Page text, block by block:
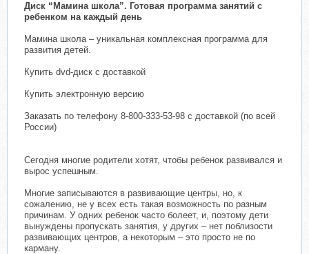
Диск “Мамина школа”. Готовая программа занятий с
ребенком на каждый день
Мамина школа – уникальная комплексная программа для
развития детей.
Купить dvd-диск с доставкой
Купить электронную версию
Заказать по телефону 8-800-333-53-98 с доставкой (по всей
России)
Сегодня многие родители хотят, чтобы ребенок развивался и
вырос успешным.
Многие записываются в развивающие центры, но, к
сожалению, не у всех есть такая возможность по разным
причинам. У одних ребенок часто болеет, и, поэтому дети
вынуждены пропускать занятия, у других – нет поблизости
развивающих центров, а некоторым – это просто не по
карману.